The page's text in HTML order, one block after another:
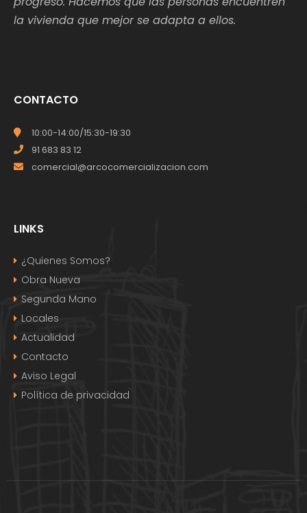
la vivienda que mejor se adapta a ellos.
CONTACTO
10:00-14:00/15:30-19:30
91 683 83 12
comercial@arcocomercializacion.com
LINKS
¿Quienes Somos?
Obra Nueva
Segunda Mano
Locales
Actualidad
Contacto
Aviso Legal
Política de privacidad